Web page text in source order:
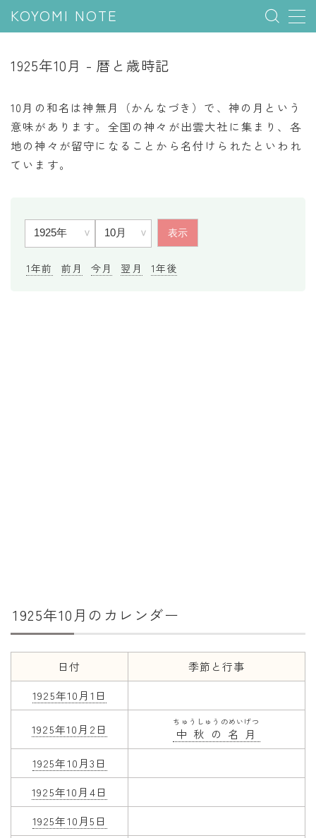
KOYOMI NOTE
五節句
年中行事
祝日
七十二候
誕生シンボル
年齢と学年
学年
子供のお祝い
厄年
長寿のお祝い
季節の工作
1925年10月 - 暦と歳時記
10月の和名は神無月（かんなづき）で、神の月という
意味があります。全国の神々が出雲大社に集まり、各
地の神々が留守になることから名付けられたといわれ
ています。
1年前 前月 今月 翌月 1年後
1925年10月のカレンダー
日付
季節と行事
1925年10月1日
1925年10月2日 中秋の名月
ちゅうしゅうのめいげつ
1925年10月3日
1925年10月4日
1925年10月5日